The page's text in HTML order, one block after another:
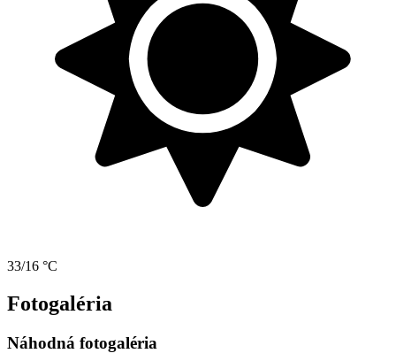
33/16 °C
Fotogaléria
Náhodná fotogaléria